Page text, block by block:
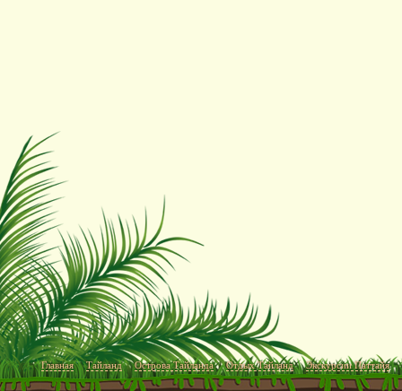
Главная Тайланд Острова Тайланда Отдых Тайланд Экскурсии Паттайя